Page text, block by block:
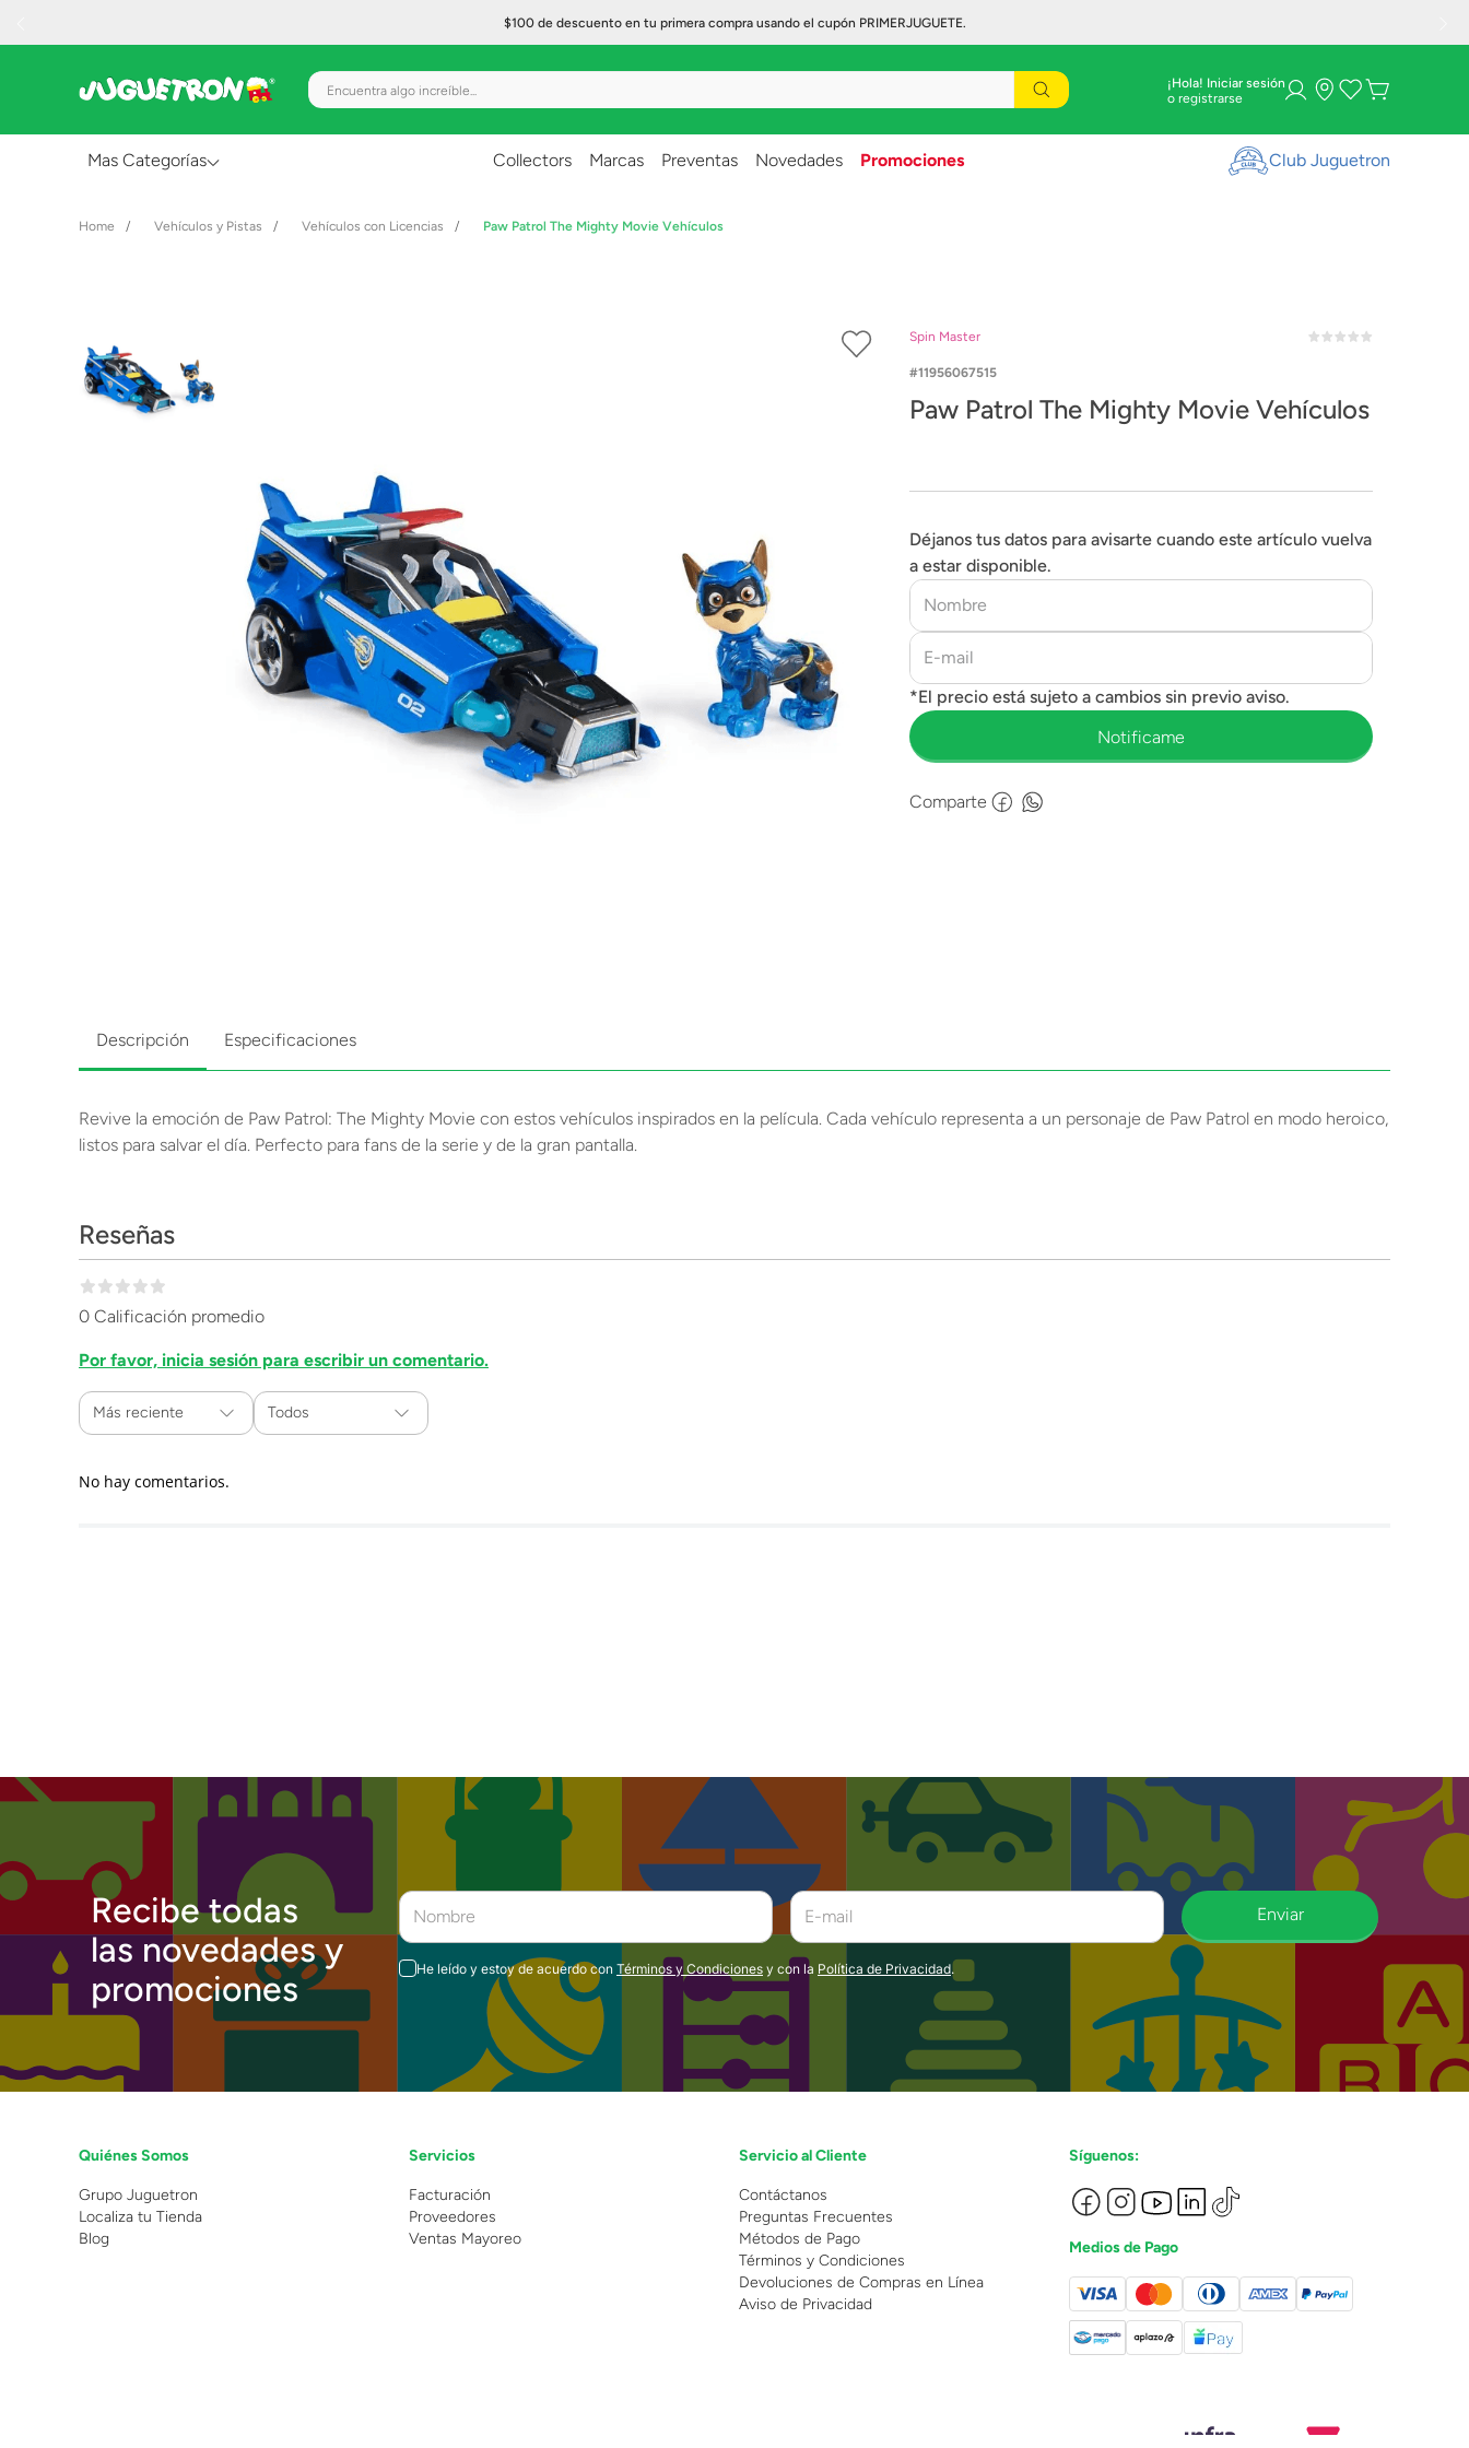
$100 de descuento en tu primera compra usando el cupón PRIMERJUGUETE.
Encuentra algo increíble... ¡Hola! Iniciar sesión
Mas Categorías
Figuras de Acción
Collectors Marcas Preventas Novedades Promociones Club Juguetron
Vehículos y Pistas Vehículos con Licencias Paw Patrol The Mighty Movie Vehículos
Spin Master
11956067515
Paw Patrol The Mighty Movie Vehículos
Déjanos tus datos para avisarte cuando este artículo vuelva
a estar disponible.
Comparte
Descripción Especificaciones
Revive la emoción de Paw Patrol: The Mighty Movie con estos vehículos inspirados en la película. Cada vehículo representa a un personaje de Paw Patrol en modo heroico,
listos para salvar el día. Perfecto para fans de la serie y de la gran pantalla.
Reseñas
0 Calificación promedio
Por favor, inicia sesión para escribir un comentario.
Más reciente Todos
No hay comentarios.
Recibe todas
las novedades y
promociones
Enviar
He leído y estoy de acuerdo con Términos y Condiciones y con la Política de Privacidad.
Quiénes Somos
Grupo Juguetron
Localiza tu Tienda
Blog
Servicios
Facturación
Proveedores
Ventas Mayoreo
Servicio al Cliente
Contáctanos
Preguntas Frecuentes
Métodos de Pago
Términos y Condiciones
Devoluciones de Compras en Línea
Aviso de Privacidad
Síguenos:
Medios de Pago